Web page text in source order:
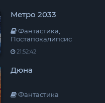
Метро 2033
Фантастика,
Постапокалипсис
21:52:42
Дюна
Фантастика